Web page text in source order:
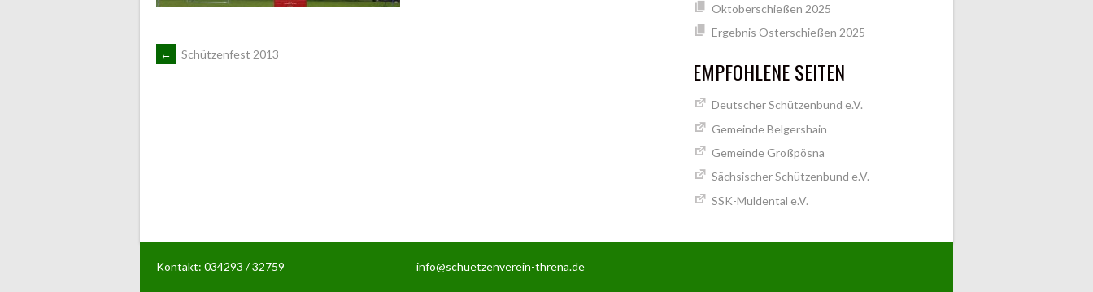
ARTIKEL-
← Schützenfest 2013
Oktoberschießen 2025
Ergebnis Osterschießen 2025
EMPFOHLENE SEITEN
Deutscher Schützenbund e.V.
Gemeinde Belgershain
Gemeinde Großpösna
Sächsischer Schützenbund e.V.
SSK-Muldental e.V.
Kontakt: 034293 / 32759 info@schuetzenverein-threna.de